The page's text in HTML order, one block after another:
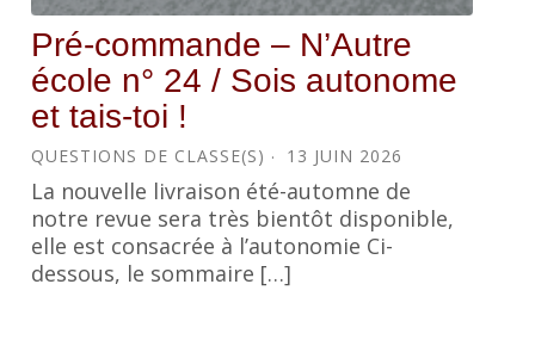
Pré-commande – N’Autre
école n° 24 / Sois autonome
et tais-toi !
QUESTIONS DE CLASSE(S) 13 JUIN 2026
La nouvelle livraison été-automne de
notre revue sera très bientôt disponible,
elle est consacrée à l’autonomie Ci-
dessous, le sommaire […]